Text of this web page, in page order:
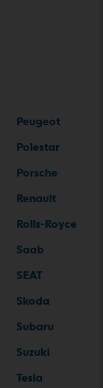
Peugeot
Polestar
Porsche
Renault
Rolls-Royce
Saab
SEAT
Skoda
Subaru
Suzuki
Tesla